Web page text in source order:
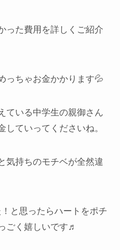
った費用を詳しくご紹介
っちゃお金かかります💦
ている中学生の親御さん
していってくださいね。
気持ちのモチベが全然違
と思ったらハートをポチ
ごく嬉しいです♬